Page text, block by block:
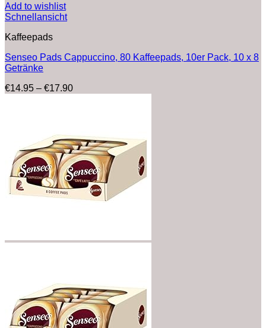
Add to wishlist
Schnellansicht
Kaffeepads
Senseo Pads Cappuccino, 80 Kaffeepads, 10er Pack, 10 x 8
Getränke
€14.95 – €17.90Preisspanne: